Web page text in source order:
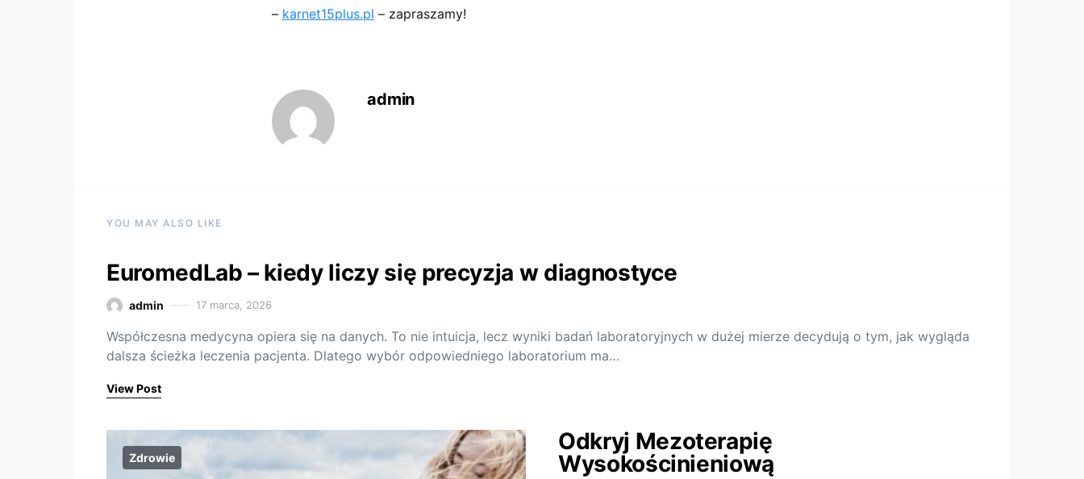
– karnet15plus.pl – zapraszamy!
admin
YOU MAY ALSO LIKE
EuromedLab – kiedy liczy się precyzja w diagnostyce
admin 17 marca, 2026
Współczesna medycyna opiera się na danych. To nie intuicja, lecz wyniki badań laboratoryjnych w dużej mierze decydują o tym, jak wygląda
dalsza ścieżka leczenia pacjenta. Dlatego wybór odpowiedniego laboratorium ma…
View Post
Zdrowie
Odkryj Mezoterapię
Wysokościnieniową